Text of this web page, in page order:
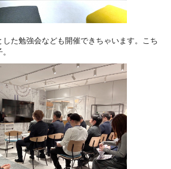
た勉強会なども開催できちゃいます。こち